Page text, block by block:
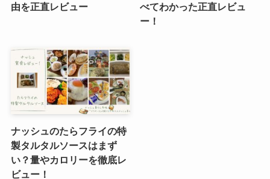
由を正直レビュー
べてわかった正直レビュ
ー！
ナッシュのたらフライの特
製タルタルソースはまず
い？量やカロリーを徹底レ
ビュー！